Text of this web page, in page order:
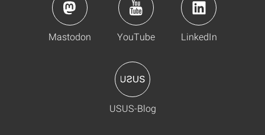
Mastodon YouTube LinkedIn
USUS-Blog